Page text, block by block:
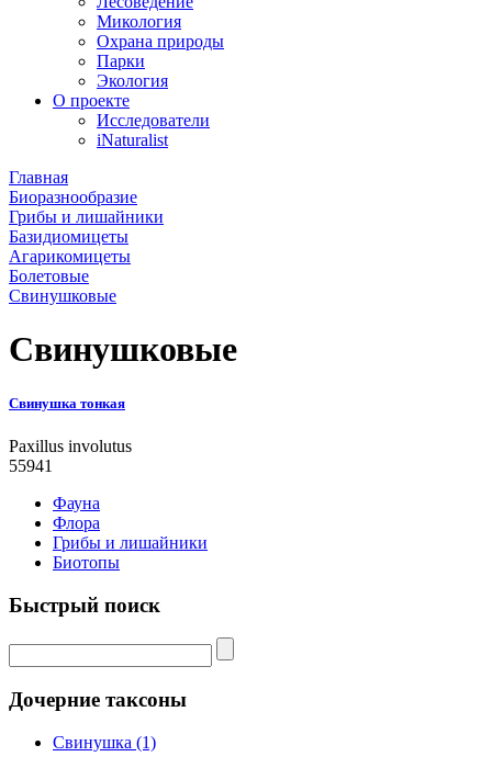
Микология
Охрана природы
Парки
Экология
О проекте
Исследователи
iNaturalist
Главная
Биоразнообразие
Грибы и лишайники
Базидиомицеты
Агарикомицеты
Болетовые
Свинушковые
Свинушковые
Свинушка тонкая
Paxillus involutus
55941
Фауна
Флора
Грибы и лишайники
Биотопы
Быстрый поиск
Дочерние таксоны
Свинушка (1)